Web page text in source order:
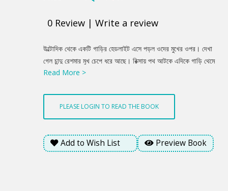
0 Review | Write a review
Product
Summery
উল্টোদিক থেকে একটি গাড়ির হেডলাইট এসে পড়ল ওদের মুখের ওপর। দেখা
গেল চান্দু রেশমার মুখ চেপে ধরে আছে। রিক্সায় পথ আটকে এদিকে গাড়ি থেমে
গেছে। ড্রাইভিং সিট থেকে দরোজা খুলে নেমে এসেছে শার্ট-প্যান্ট পরা এক
নেমে চান্দু বিড়ালের থাবার মতো দু’হাত বাড়িয়ে দিল তরুণীর দিকে। মেয়েটিও
সঙ্গে সঙ্গে তেমনি পোজ নিয়ে দাঁড়ালো এবং কয়েক মিনিটের মধ্যে চান্দু টের পেলো
আগুন্তুক তরুণী ক্যারাটের মারপ্যাঁচে তার চেয়ে দক্ষ।
Read More >
PLEASE LOGIN TO READ THE BOOK
Add to Wish List Preview Book